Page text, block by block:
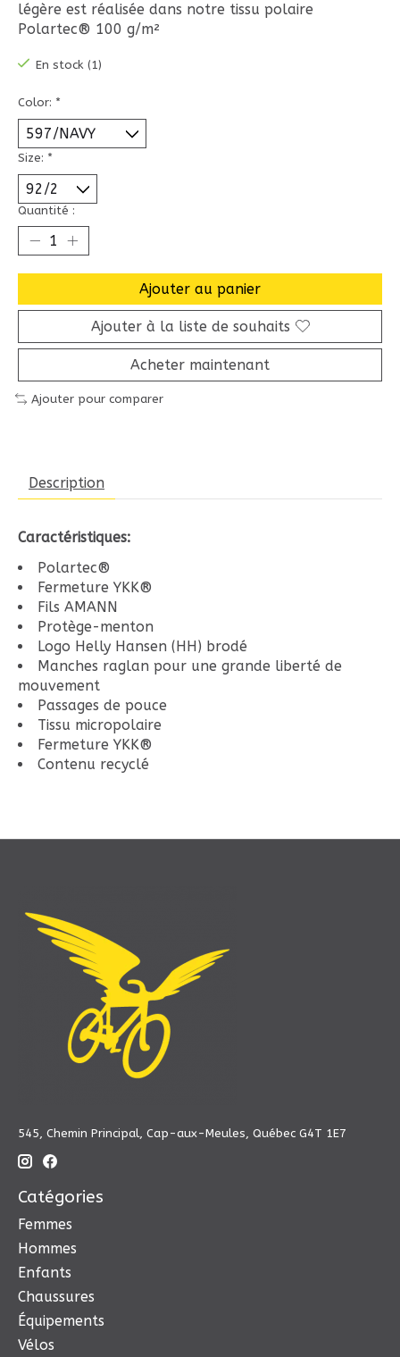
légère est réalisée dans notre tissu polaire
Polartec® 100 g/m²
En stock (1)
Color: *
Size: *
Quantité :
Ajouter au panier
Ajouter à la liste de souhaits
Acheter maintenant
Ajouter pour comparer
Description
Caractéristiques:
Polartec®
Fermeture YKK®
Fils AMANN
Protège-menton
Logo Helly Hansen (HH) brodé
Manches raglan pour une grande liberté de
mouvement
Passages de pouce
Tissu micropolaire
Fermeture YKK®
Contenu recyclé
545, Chemin Principal, Cap-aux-Meules, Québec G4T 1E7
Catégories
Femmes
Hommes
Enfants
Chaussures
Équipements
Vélos